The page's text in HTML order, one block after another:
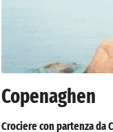
Copenaghen
Crociere con partenza